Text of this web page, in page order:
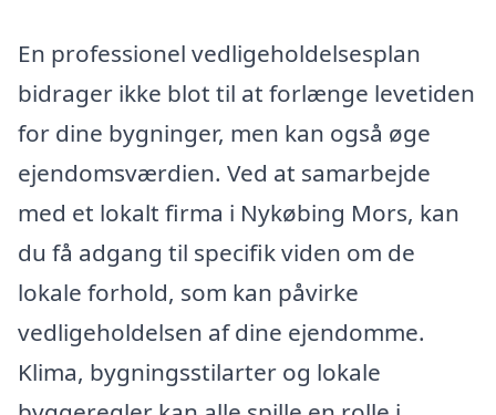
En professionel vedligeholdelsesplan
bidrager ikke blot til at forlænge levetiden
for dine bygninger, men kan også øge
ejendomsværdien. Ved at samarbejde
med et lokalt firma i Nykøbing Mors, kan
du få adgang til specifik viden om de
lokale forhold, som kan påvirke
vedligeholdelsen af dine ejendomme.
Klima, bygningsstilarter og lokale